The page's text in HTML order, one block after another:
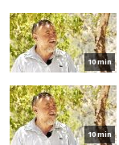
10 min
10 min